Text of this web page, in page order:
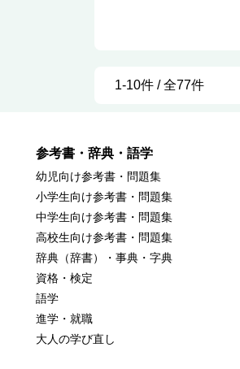
1-10件 / 全77件
参考書・辞典・語学
幼児向け参考書・問題集
小学生向け参考書・問題集
中学生向け参考書・問題集
高校生向け参考書・問題集
辞典（辞書）・事典・字典
資格・検定
語学
進学・就職
大人の学び直し